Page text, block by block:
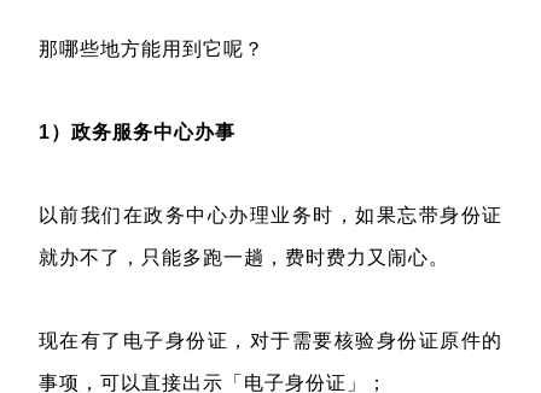
那哪些地方能用到它呢？
1）政务服务中心办事
以前我们在政务中心办理业务时，如果忘带身份证
就办不了，只能多跑一趟，费时费力又闹心。
现在有了电子身份证，对于需要核验身份证原件的
事项，可以直接出示「电子身份证」；